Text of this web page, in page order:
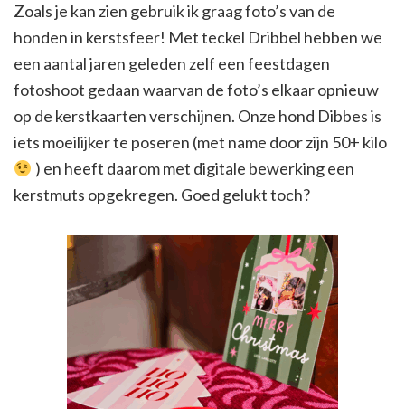
Zoals je kan zien gebruik ik graag foto’s van de
honden in kerstsfeer! Met teckel Dribbel hebben we
een aantal jaren geleden zelf een feestdagen
fotoshoot gedaan waarvan de foto’s elkaar opnieuw
op de kerstkaarten verschijnen. Onze hond Dibbes is
iets moeilijker te poseren (met name door zijn 50+ kilo
) en heeft daarom met digitale bewerking een
kerstmuts opgekregen. Goed gelukt toch?